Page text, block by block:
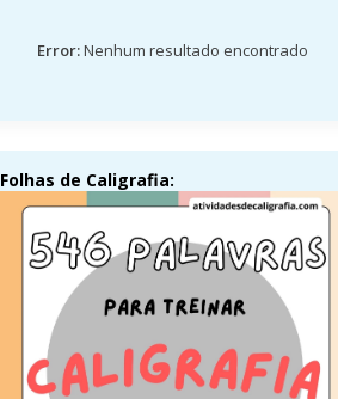
Error:Nenhum resultado encontrado
Folhas de Caligrafia: